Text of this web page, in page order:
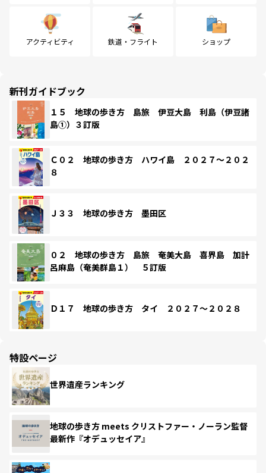
アクティビティ 鉄道・フライト ショップ
新刊ガイドブック
１５ 地球の歩き方 島旅 伊豆大島 利島（伊豆諸
島①）３訂版
Ｃ０２ 地球の歩き方 ハワイ島 ２０２７～２０２
８
Ｊ３３ 地球の歩き方 墨田区
０２ 地球の歩き方 島旅 奄美大島 喜界島 加計
呂麻島（奄美群島１） ５訂版
Ｄ１７ 地球の歩き方 タイ ２０２７～２０２８
特設ページ
世界遺産ランキング
地球の歩き方 meets クリストファー・ノーラン監督
最新作『オデュッセイア』